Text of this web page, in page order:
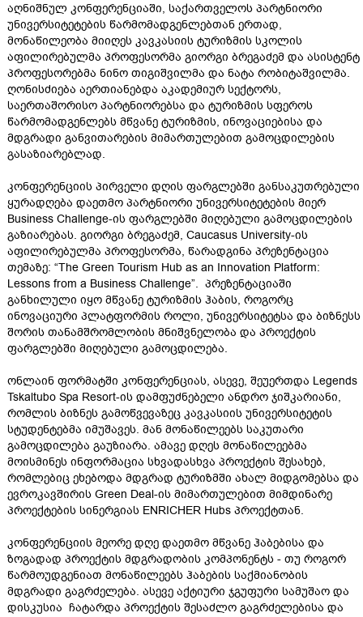
აღნიშნულ კონფერენციაში, საქართველოს პარტნიორი
უნივერსიტეტების წარმომადგენლებთან ერთად,
მონაწილეობა მიიღეს კავკასიის ტურიზმის სკოლის
აფილირებულმა პროფესორმა გიორგი ბრეგაძემ და ასისტენტ
პროფესორებმა ნინო თიგიშვილმა და ნატა რობიტაშვილმა.
ღონისძიება აერთიანებდა აკადემიურ სექტორს,
საერთაშორისო პარტნიორებსა და ტურიზმის სფეროს
წარმომადგენლებს მწვანე ტურიზმის, ინოვაციებისა და
მდგრადი განვითარების მიმართულებით გამოცდილების
გასაზიარებლად.
კონფერენციის პირველი დღის ფარგლებში განსაკუთრებული
ყურადღება დაეთმო პარტნიორი უნივერსიტეტების მიერ
Business Challenge-ის ფარგლებში მიღებული გამოცდილების
გაზიარებას. გიორგი ბრეგაძემ, Caucasus University-ის
აფილირებულმა პროფესორმა, წარადგინა პრეზენტაცია
თემაზე: “The Green Tourism Hub as an Innovation Platform:
Lessons from a Business Challenge”. პრეზენტაციაში
განხილული იყო მწვანე ტურიზმის ჰაბის, როგორც
ინოვაციური პლატფორმის როლი, უნივერსიტეტსა და ბიზნესს
შორის თანამშრომლობის მნიშვნელობა და პროექტის
ფარგლებში მიღებული გამოცდილება.
ონლაინ ფორმატში კონფერენციას, ასევე, შეუერთდა Legends
Tskaltubo Spa Resort-ის დამფუძნებელი ანდრო ჯიშკარიანი,
რომლის ბიზნეს გამოწვევაზეც კავკასიის უნივერსიტეტის
სტუდენტებმა იმუშავეს. მან მონაწილეებს საკუთარი
გამოცდილება გაუზიარა. ამავე დღეს მონაწილეებმა
მოისმინეს ინფორმაცია სხვადასხვა პროექტის შესახებ,
რომლებიც ეხებოდა მდგრად ტურიზმში ახალ მიდგომებსა და
ევროკავშირის Green Deal-ის მიმართულებით მიმდინარე
პროექტების სინერგიას ENRICHER Hubs პროექტთან.
კონფერენციის მეორე დღე დაეთმო მწვანე ჰაბებისა და
ზოგადად პროექტის მდგრადობის კომპონენტს - თუ როგორ
წარმოუდგენიათ მონაწილეებს ჰაბების საქმიანობის
მდგრადი გაგრძელება. ასევე აქტიური ჯგუფური სამუშაო და
დისკუსია ჩატარდა პროექტის შესაძლო გაგრძელებისა და